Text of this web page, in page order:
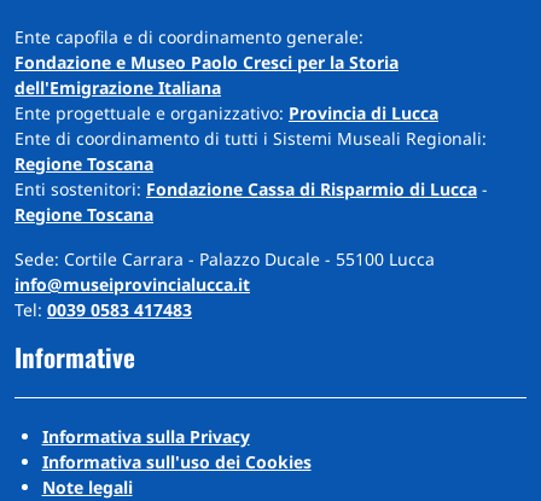
Ente capofila e di coordinamento generale:
Fondazione e Museo Paolo Cresci per la Storia
dell'Emigrazione Italiana
Ente progettuale e organizzativo: Provincia di Lucca
Ente di coordinamento di tutti i Sistemi Museali Regionali:
Regione Toscana
Enti sostenitori: Fondazione Cassa di Risparmio di Lucca -
Regione Toscana
Sede: Cortile Carrara - Palazzo Ducale - 55100 Lucca
info@museiprovincialucca.it
Tel: 0039 0583 417483
Informative
Informativa sulla Privacy
Informativa sull'uso dei Cookies
Note legali